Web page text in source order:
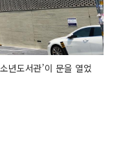
년도서관’이 문을 열었